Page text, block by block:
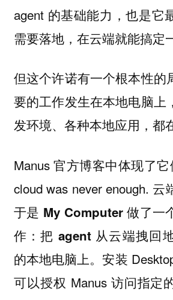
agent 的基础能力，也是它
需要落地，在云端就能搞定
但这个许诺有一个根本性的
要的工作发生在本地电脑上
发环境、各种本地应用，都
Manus 官方博客中体现了
cloud was never enough. 云
于是 My Computer 做了一
作：把 agent 从云端拽回
的本地电脑上。安装
可以授权 Manus 访问指定